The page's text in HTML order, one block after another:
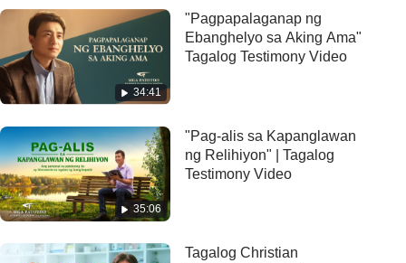
34:41
"Pagpapalaganap ng
Ebanghelyo sa Aking Ama"
Tagalog Testimony Video
35:06
"Pag-alis sa Kapanglawan
ng Relihiyon" | Tagalog
Testimony Video
Tagalog Christian